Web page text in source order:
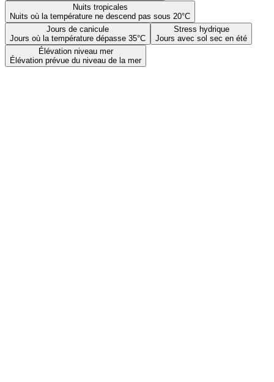
Nuits tropicales
Nuits où la température ne descend pas sous 20°C
Jours de canicule
Jours où la température dépasse 35°C
Stress hydrique
Jours avec sol sec en été
Élévation niveau mer
Élévation prévue du niveau de la mer